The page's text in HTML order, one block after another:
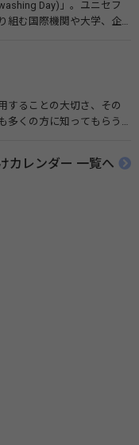
Day)」。ユニセフ
組む国際機関や大学、企
することの大切さ、その
多くの方に知ってもらう
ースガイド）
カレンダー 一覧へ